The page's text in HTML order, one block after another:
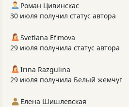
Роман Цивинскас
30 июля получил статус автора
Svetlana Efimova
29 июля получила статус автора
Irina Razgulina
29 июля получила Белый жемчуг
Елена Шишлевская